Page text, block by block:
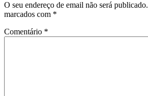
O seu endereço de email não será publicado.
marcados com *
Comentário *